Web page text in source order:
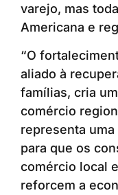
varejo, mas
Americana e
“O
aliado à
famílias, cria
comércio
representa
para que os
comércio local
reforcem a